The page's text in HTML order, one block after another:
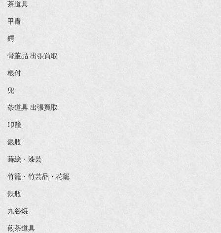
茶道具
甲冑
鍔
骨董品 出張買取
根付
兜
茶道具 出張買取
印籠
銀瓶
蒔絵・漆芸
竹籠・竹芸品・花籠
鉄瓶
九谷焼
煎茶道具